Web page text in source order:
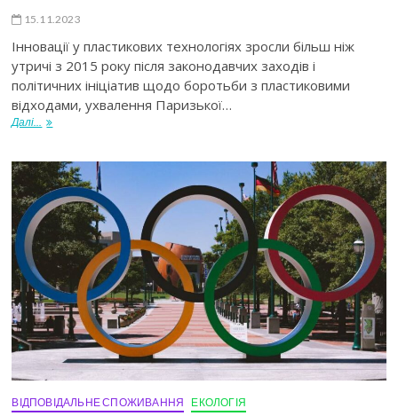
15.11.2023
Інновації у пластикових технологіях зросли більш ніж
утричі з 2015 року після законодавчих заходів і
політичних ініціатив щодо боротьби з пластиковими
відходами, ухвалення Паризької…
Далі...
ВІДПОВІДАЛЬНЕ СПОЖИВАННЯ ЕКОЛОГІЯ